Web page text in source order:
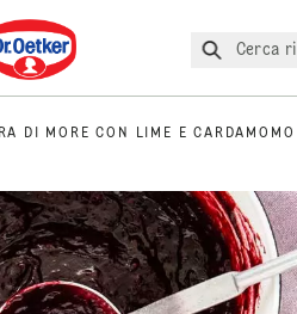
Dr. Oetker
Cerca
DI MORE CON LIME E CARDAMOMO